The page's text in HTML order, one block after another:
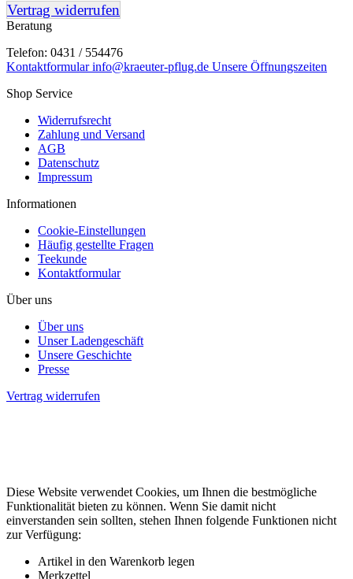
Vertrag widerrufen
Beratung
Telefon: 0431 / 554476
Kontaktformularinfo@kraeuter-pflug.de Unsere Öffnungszeiten
Shop Service
Widerrufsrecht
Zahlung und Versand
AGB
Datenschutz
Impressum
Informationen
Cookie-Einstellungen
Häufig gestellte Fragen
Teekunde
Kontaktformular
Über uns
Über uns
Unser Ladengeschäft
Unsere Geschichte
Presse
Vertrag widerrufen
Diese Website verwendet Cookies, um Ihnen die bestmögliche
Funktionalität bieten zu können. Wenn Sie damit nicht
einverstanden sein sollten, stehen Ihnen folgende Funktionen nicht
zur Verfügung:
Artikel in den Warenkorb legen
Merkzettel